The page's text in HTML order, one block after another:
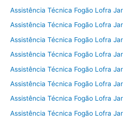
Assistência Técnica Fogão Lofra
Assistência Técnica Fogão Lofra
Assistência Técnica Fogão Lofra
Assistência Técnica Fogão Lofra
Assistência Técnica Fogão Lofra
Assistência Técnica Fogão Lofra
Assistência Técnica Fogão Lofra
Assistência Técnica Fogão Lofra